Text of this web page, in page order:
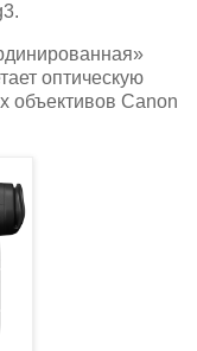
оптическую
объективов Canon